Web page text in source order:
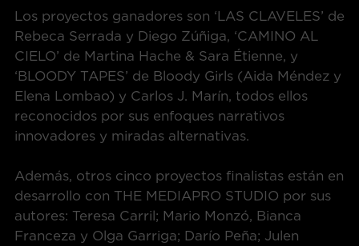
Los proyectos ganadores son ‘LAS CLAVELES’ de
Rebeca Serrada y Diego Zúñiga, ‘CAMINO AL
CIELO’ de Martina Hache & Sara Étienne, y
‘BLOODY TAPES’ de Bloody Girls (Aida Méndez y
Elena Lombao) y Carlos J. Marín, todos ellos
reconocidos por sus enfoques narrativos
innovadores y miradas alternativas.
Además, otros cinco proyectos finalistas están en
desarrollo con THE MEDIAPRO STUDIO por sus
autores: Teresa Carril; Mario Monzó, Bianca
Franceza y Olga Garriga; Darío Peña; Julen